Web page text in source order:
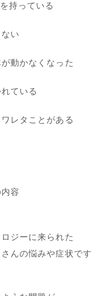
持っている
い
動かなくなった
ている
レタことがある
容
ジーに来られた
んの悩みや症状です